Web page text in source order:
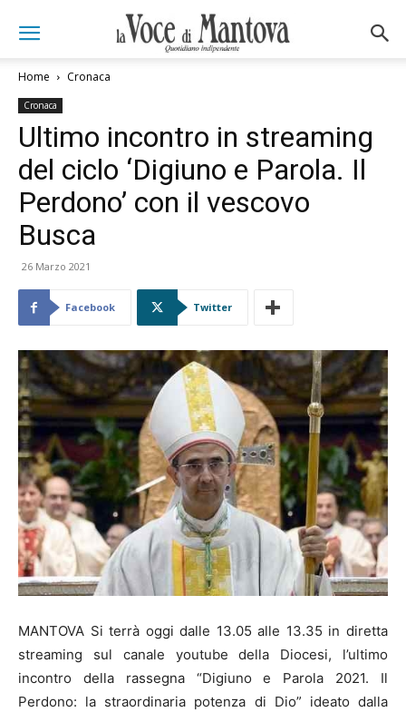
Home Cronaca
Cronaca
Ultimo incontro in streaming
del ciclo ‘Digiuno e Parola. Il
Perdono’ con il vescovo
Busca
26 Marzo 2021
Facebook Twitter
MANTOVA Si terrà oggi dalle 13.05 alle 13.35 in diretta
streaming sul canale youtube della Diocesi, l’ultimo
incontro della rassegna “Digiuno e Parola 2021. Il
Perdono: la straordinaria potenza di Dio” ideato dalla